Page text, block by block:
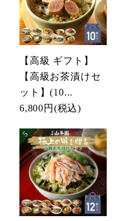
【高級 ギフト】
【高級お茶漬けセ
ット】(10...
6,800円 (税込)